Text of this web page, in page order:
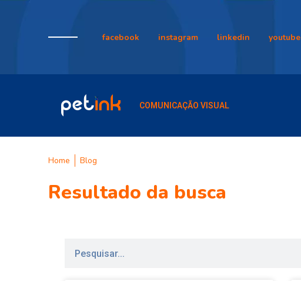
facebook instagram linkedin youtube
COMUNICAÇÃO VISUAL
Home Blog
Resultado da busca